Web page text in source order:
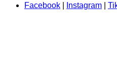
Facebook Instagram